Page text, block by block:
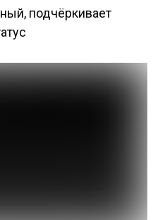
подчёркивает